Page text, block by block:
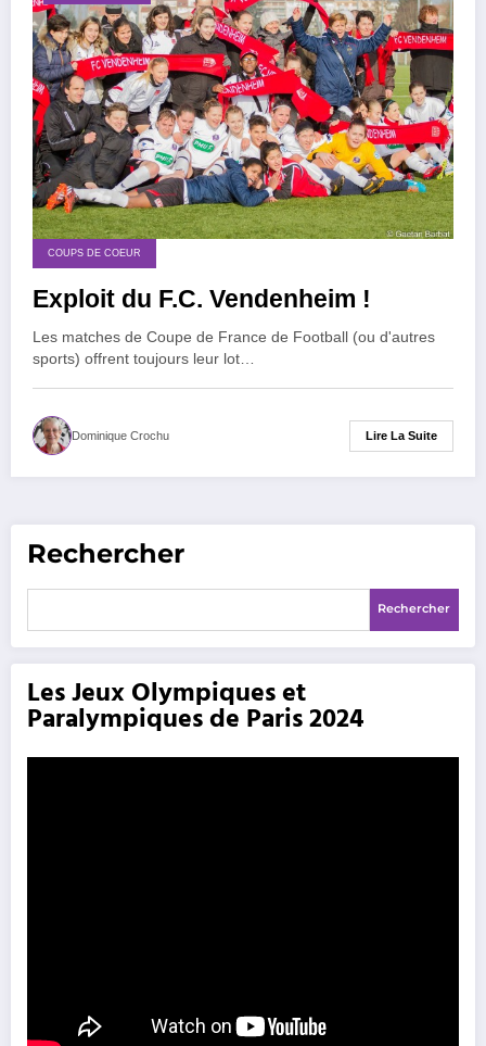
COUPS DE COEUR
Exploit du F.C. Vendenheim !
Les matches de Coupe de France de Football (ou d'autres
sports) offrent toujours leur lot…
Dominique Crochu Lire La Suite
Rechercher
Rechercher
Les Jeux Olympiques et
Paralympiques de Paris 2024